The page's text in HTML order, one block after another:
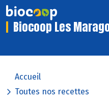
Biocoop Les
Accueil
Toutes nos recettes